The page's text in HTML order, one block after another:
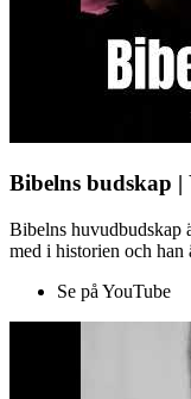
Bibelns budskap |
Bibelns huvudbudskap
med i historien och han
Se på YouTube